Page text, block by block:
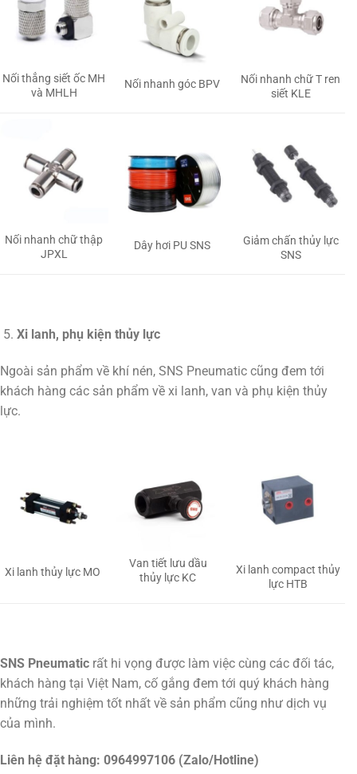
Nối thẳng siết ốc MH
và MHLH
Nối nhanh góc BPV
Nối nhanh chữ T ren
siết KLE
Nối nhanh chữ thập
JPXL
Dây hơi PU SNS
Giảm chấn thủy lực
SNS
Xi lanh, phụ kiện thủy lực
Ngoài sản phẩm về khí nén, SNS Pneumatic cũng đem tới
khách hàng các sản phẩm về xi lanh, van và phụ kiện thủy
lực.
Xi lanh thủy lực MO
Van tiết lưu dầu
thủy lực KC
Xi lanh compact thủy
lực HTB
SNS Pneumatic rất hi vọng được làm việc cùng các đối tác,
khách hàng tại Việt Nam, cố gắng đem tới quý khách hàng
những trải nghiệm tốt nhất về sản phẩm cũng như dịch vụ
của mình.
Liên hệ đặt hàng: 0964997106 (Zalo/Hotline)